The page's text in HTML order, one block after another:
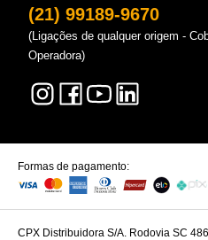
(21) 99189-9670
(Ligações de qualquer origem -
Operadora)
Formas de pagamento:
CPX Distribuidora S/A. Rodovia SC